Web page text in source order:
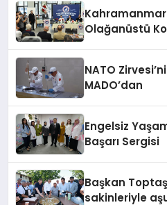
Olağanüstü
NATO
MADO’dan
Engelsiz
Başarı Sergisi
Başkan
sakinleriyle